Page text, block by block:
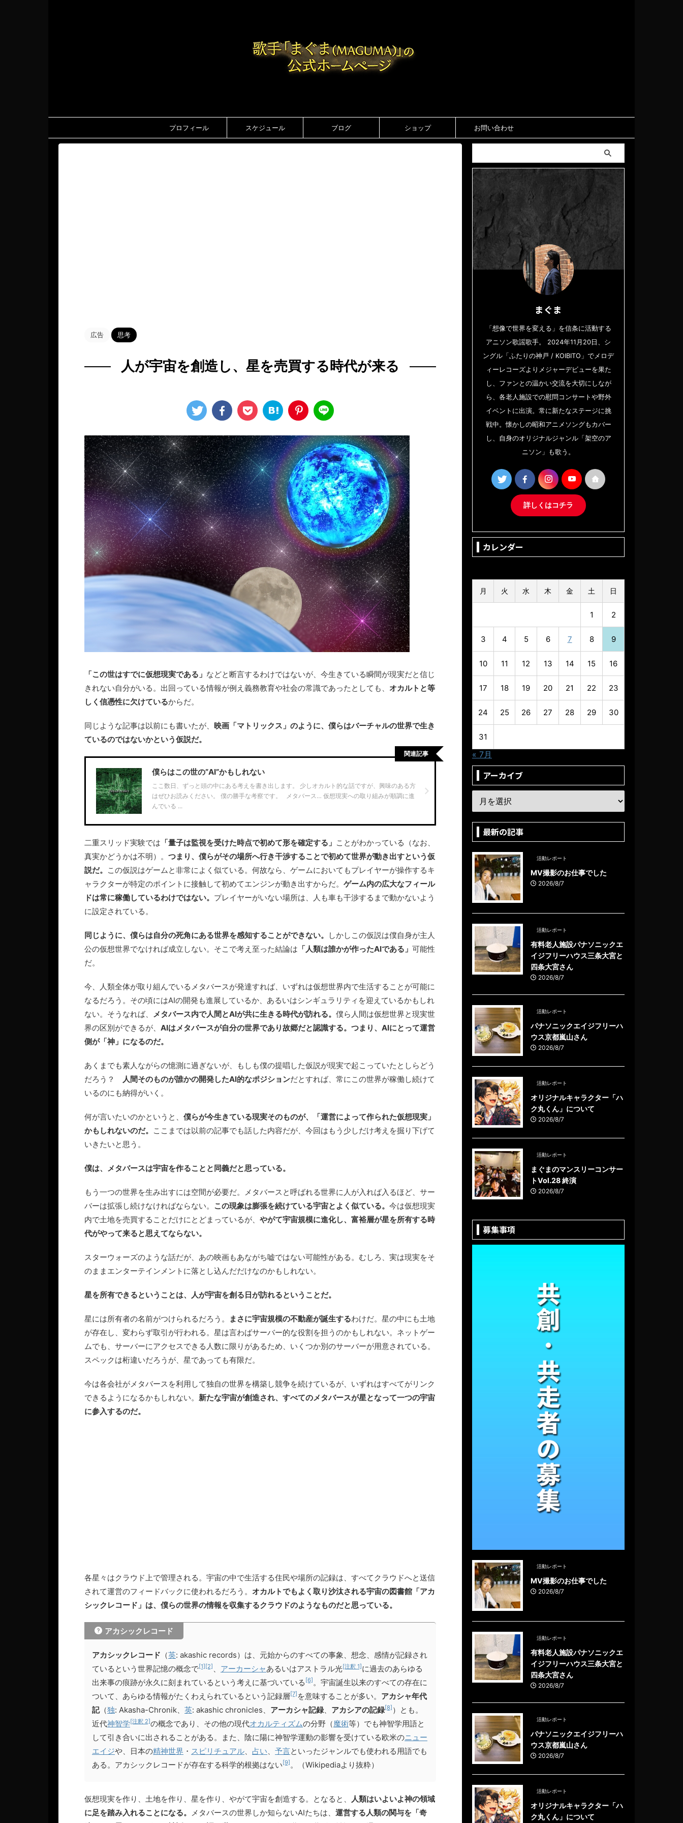
プロフィール スケジュール ブログ ショップ お問い合わせ
広告 思考
人が宇宙を創造し、星を売買する時代が来る
「この世はすでに仮想現実である」 などと断言するわけではないが、今生きている瞬間が現実だと信じ
きれない自分がいる。出回っている情報が例え義務教育や社会の常識であったとしても、 オカルトと等
しく信憑性に欠けているからだ。
同じような記事は以前にも書いたが、 映画「マトリックス」のように、僕らはバーチャルの世界で生き
ているのではないかという仮説だ。
僕らはこの世の”AI”かもしれない
ここ数日、ずっと頭の中にある考えを書き出します。 少しオカルト的な話ですが、興味のある方
はぜひお読みください。 僕の勝手な考察です。 メタバース… 仮想現実への取り組みが順調に進
んでいる ...
関連記事
二重スリッド実験では 「量子は監視を受けた時点で初めて形を確定する」 ことがわかっている（なお、
真実かどうかは不明）。 つまり、僕らがその場所へ行き干渉することで初めて世界が動き出すという仮
説だ。
この仮説はゲームと非常によく似ている。何故なら、ゲームにおいてもプレイヤーが操作するキ
ャラクターが特定のポイントに接触して初めてエンジンが動き出すからだ。 ゲーム内の広大なフィール
ドは常に稼働しているわけではない。 プレイヤーがいない場所は、人も車も干渉するまで動かないよう
に設定されている。
同じように、僕らは自分の死角にある世界を感知することができない。
しかしこの仮説は僕自身が主人
公の仮想世界でなければ成立しない。そこで考え至った結論は 「人類は誰かが作ったAIである」 可能性
だ。
今、人類全体が取り組んでいるメタバースが発達すれば、いずれは仮想世界内で生活することが可能に
なるだろう。その頃にはAIの開発も進展しているか、あるいはシンギュラリティを迎えているかもしれ
ない。そうなれば、
メタバース内で人間とAIが共に生きる時代が訪れる。 僕ら人間は仮想世界と現実世
界の区別ができるが、 AIはメタバースが自分の世界であり故郷だと認識する。つまり、AIにとって運営
側が「神」になるのだ。
あくまでも素人ながらの憶測に過ぎないが、もしも僕の提唱した仮説が現実で起こっていたとしらどう
だろう？
人間そのものが誰かの開発したAI的なポジションだとすれば、常にこの世界が稼働し続けて
いるのにも納得がいく。
何が言いたいのかというと、 僕らが今生きている現実そのものが、「運営によって作られた仮想現実」
かもしれないのだ。
ここまでは以前の記事でも話した内容だが、今回はもう少しだけ考えを掘り下げて
いきたいと思う。
僕は、メタバースは宇宙を作ることと同義だと思っている。
もう一つの世界を生み出すには空間が必要だ。メタバースと呼ばれる世界に人が入れば入るほど、サー
バーは拡張し続けなければならない。 この現象は膨張を続けている宇宙とよく似ている。 今は仮想現実
内で土地を売買することだけにとどまっているが、 やがて宇宙規模に進化し、富裕層が星を所有する時
代がやって来ると思えてならない。
スターウォーズのような話だが、あの映画もあながち嘘ではない可能性がある。むしろ、実は現実をそ
のままエンターテインメントに落とし込んだだけなのかもしれない。
星を所有できるということは、人が宇宙を創る日が訪れるということだ。
星には所有者の名前がつけられるだろう。 まさに宇宙規模の不動産が誕生するわけだ。星の中にも土地
が存在し、変わらず取引が行われる。星は言わばサーバー的な役割を担うのかもしれない。ネットゲー
ムでも、サーバーにアクセスできる人数に限りがあるため、いくつか別のサーバーが用意されている。
スペックは桁違いだろうが、星であっても有限だ。
今は各会社がメタバースを利用して独自の世界を構築し競争を続けているが、いずれはすべてがリンク
できるようになるかもしれない。 新たな宇宙が創造され、すべてのメタバースが星となって一つの宇宙
に参入するのだ。
各星々はクラウド上で管理される。宇宙の中で生活する住民や場所の記録は、すべてクラウドへと送信
されて運営のフィードバックに使われるだろう。 オカルトでもよく取り沙汰される宇宙の図書館「アカ
シックレコード」は、僕らの世界の情報を収集するクラウドのようなものだと思っている。
アカシックレコード
アカシックレコード （英: akashic records）は、元始からのすべての事象、想念、感情が記録され
ているという世界記憶の概念で[1][2] アーカーシャあるいはアストラル光[注釈 1]に過去のあらゆる
出来事の痕跡が永久に刻まれているという考えに基づいている [6] 。宇宙誕生以来のすべての存在に
ついて、あらゆる情報がたくわえられているという記録層[7] を意味することが多い。 アカシャ年代
記（独: Akasha-Chronik、 英: akashic chronicles、 アーカシャ記録、 アカシアの記録[8] ）とも。
近代神智学[注釈 2]の概念であり、その他の現代オカルティズムの分野（魔術等）でも神智学用語と
して引き合いに出されることがある。また、陰に陽に神智学運動の影響を受けている欧米のニュー
エイジや、日本の精神世界 ・ スピリチュアル 占い 予言といったジャンルでも使われる用語でも
ある。アカシックレコードが存在する科学的根拠はない[9] 。（Wikipediaより抜粋）
仮想現実を作り、土地を作り、星を作り、やがて宇宙を創造する。となると、
人類はいよいよ神の領域
に足を踏み入れることになる。
メタバースの世界しか知らないAIたちは、 運営する人類の関与を「奇
まぐま
「想像で世界を変える」を信条に活動する
アニソン歌謡歌手。 2024年11月20日、シ
ングル「ふたりの神戸 / KOIBITO」でメロデ
ィーレコーズよりメジャーデビューを果た
し、ファンとの温かい交流を大切にしなが
ら、各老人施設での慰問コンサートや野外
イベントに出演。常に新たなステージに挑
戦中。懐かしの昭和アニメソングもカバー
し、自身のオリジナルジャンル「架空のア
ニソン」も歌う。
詳しくはコチラ
カレンダー
月 火 水 木 金 土 日
1 2
3 4 5 6 7 8 9
10 11 12 13 14 15 16
17 18 19 20 21 22 23
24 25 26 27 28 29 30
31
« 7月
アーカイブ
最新の記事
活動レポート
MV撮影のお仕事でした
2026/8/7
活動レポート
有料老人施設パナソニックエ
イジフリーハウス三条大宮と
四条大宮さん
2026/8/7
活動レポート
パナソニックエイジフリーハ
ウス京都嵐山さん
2026/8/7
活動レポート
オリジナルキャラクター「ハ
ク丸くん」について
2026/8/7
活動レポート
まぐまのマンスリーコンサー
トVol.28 終演
2026/8/7
募集事項
活動レポート
MV撮影のお仕事でした
2026/8/7
活動レポート
有料老人施設パナソニックエ
イジフリーハウス三条大宮と
四条大宮さん
2026/8/7
活動レポート
パナソニックエイジフリーハ
ウス京都嵐山さん
2026/8/7
活動レポート
オリジナルキャラクター「ハ
ク丸くん」について